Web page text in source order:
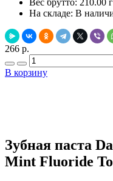
На складе: В
266 р.
В корзину
Зубная паста
Mint Fluoride